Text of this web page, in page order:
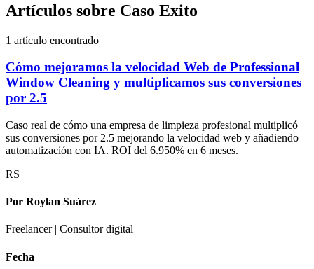
Artículos sobre Caso Exito
1 artículo encontrado
Cómo mejoramos la velocidad Web de Professional
Window Cleaning y multiplicamos sus conversiones
por 2.5
Caso real de cómo una empresa de limpieza profesional multiplicó
sus conversiones por 2.5 mejorando la velocidad web y añadiendo
automatización con IA. ROI del 6.950% en 6 meses.
RS
Por Roylan Suárez
Freelancer | Consultor digital
Fecha